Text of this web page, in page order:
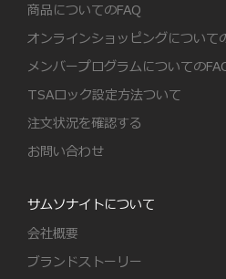
商品についてのFAQ
オンラインショッピングについて
メンバープログラムについての
TSAロック設定方法ついて
注文状況を確認する
お問い合わせ
サムソナイトについて
会社概要
ブランドストーリー